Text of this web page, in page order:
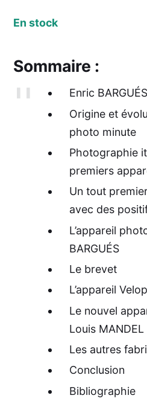
En stock
Sommaire :
Enric BARGUÉS
Origine et
photo minute
Photographie
premiers
Un tout
avec des
L’appareil
BARGUÉS
Le brevet
L’appareil
Le nouvel
Louis MANDEL
Les autres
Conclusion
Bibliographie